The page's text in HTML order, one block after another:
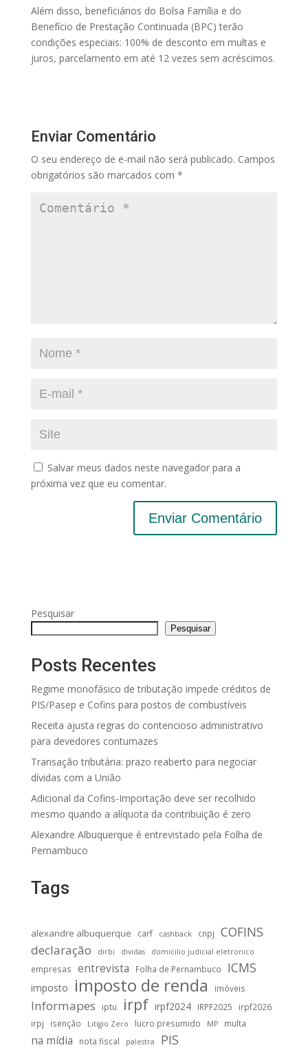
Além disso, beneficiários do Bolsa Família e do
Benefício de Prestação Continuada (BPC) terão
condições especiais: 100% de desconto em multas e
juros, parcelamento em até 12 vezes sem acréscimos.
Enviar Comentário
O seu endereço de e-mail não será publicado. Campos
obrigatórios são marcados com *
Salvar meus dados neste navegador para a
próxima vez que eu comentar.
Pesquisar
Pesquisar
Posts Recentes
Regime monofásico de tributação impede créditos de
PIS/Pasep e Cofins para postos de combustíveis
Receita ajusta regras do contencioso administrativo
para devedores contumazes
Transação tributária: prazo reaberto para negociar
dívidas com a União
Adicional da Cofins-Importação deve ser recolhido
mesmo quando a alíquota da contribuição é zero
Alexandre Albuquerque é entrevistado pela Folha de
Pernambuco
Tags
alexandre albuquerque carf cashback cnpj COFINS
declaração dirbi dividas domicilio judicial eletronico
empresas entrevista Folha de Pernambuco ICMS
imposto imposto de renda imóveis
Informapes iptu irpf irpf2024 IRPF2025
irpf2026
irpj
isenção Litígio Zero lucro presumido MP multa
na mídia nota fiscal palestra PIS